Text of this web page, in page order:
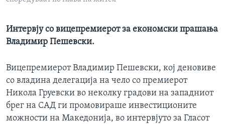
Интервју со вицепремиерот за економски прашања
Владимир Пешевски.
Вицепремиерот Владимир Пешевски, кој деновиве
со владина делегација на чело со премиерот
Никола Груевски во неколку градови на западниот
брег на САД ги промовираше инвестиционите
можности на Македонија, во интервјуто за Гласот